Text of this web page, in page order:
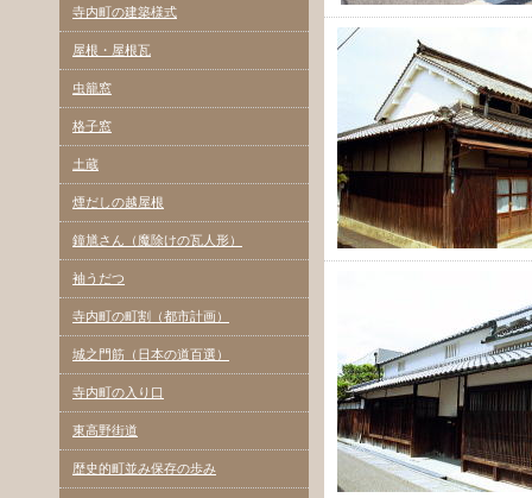
寺内町の建築様式
屋根・屋根瓦
虫籠窓
格子窓
土蔵
煙だしの越屋根
鐘馗さん（魔除けの瓦人形）
袖うだつ
寺内町の町割（都市計画）
城之門筋（日本の道百選）
寺内町の入り口
東高野街道
歴史的町並み保存の歩み